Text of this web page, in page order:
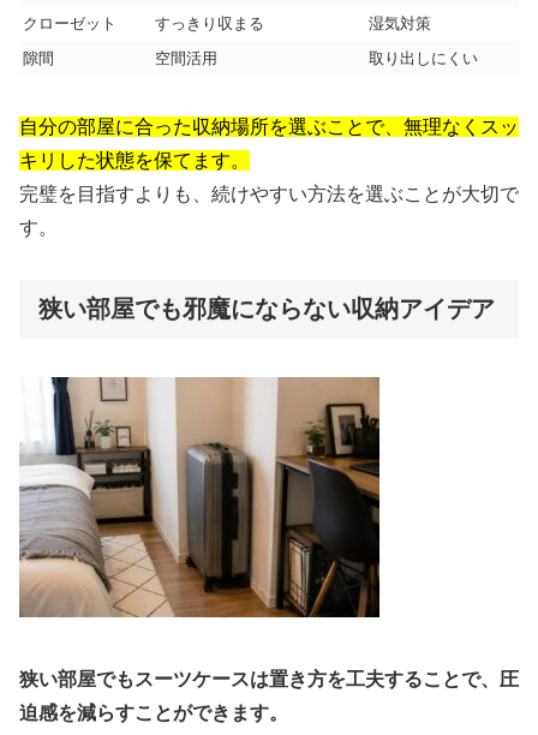
クローゼット
すっきり収まる
湿気対策
隙間
空間活用 取り出しにくい
自分の部屋に合った収納場所を選ぶことで、無理なくスッ
キリした状態を保てます。
完璧を目指すよりも、続けやすい方法を選ぶことが大切で
す。
狭い部屋でも邪魔にならない収納アイデア
狭い部屋でもスーツケースは置き方を工夫することで、圧
迫感を減らすことができます。